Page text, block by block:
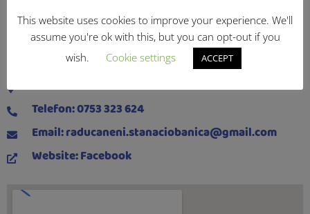
Nume firmă: Petru Ciobănică
Localizare: Loc. Răducăneni
Telefon: 0753 323 624
Email: raducaneni.stanaciobanica@gmail.com
Website: Facebook
This website uses cookies to improve your experience. We'll
assume you're ok with this, but you can opt-out if you
wish.
Cookie settings ACCEPT